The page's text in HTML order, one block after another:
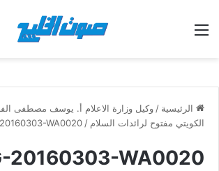
القائمة
الرئيسية /وكيل وزارة الاعلام أ. يوسف مصطفى
الكويتي مفتوح لرائدات السلام /
WA0020
20160303-WA0020